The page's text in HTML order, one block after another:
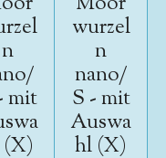
n
mit
wurzel
n
nano/
S - mit
Auswa
hl (X)